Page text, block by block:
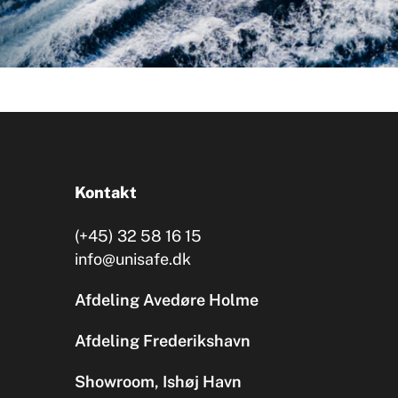
Kontakt
(+45) 32 58 16 15
info@unisafe.dk
Afdeling Avedøre Holme
Afdeling Frederikshavn
Showroom, Ishøj Havn